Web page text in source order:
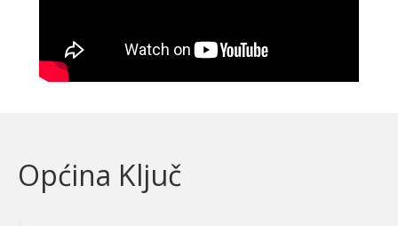
Općina Ključ